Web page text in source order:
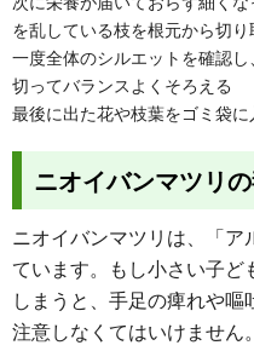
を乱している枝を根元から切り
一度全体のシルエットを確認
切ってバランスよくそろえる
最後に出た花や枝葉をゴミ袋
ニオイバンマツリ
ニオイバンマツリは、「ア
ています。もし小さい子ど
しまうと、手足の痺れや
注意しなくてはいけません。